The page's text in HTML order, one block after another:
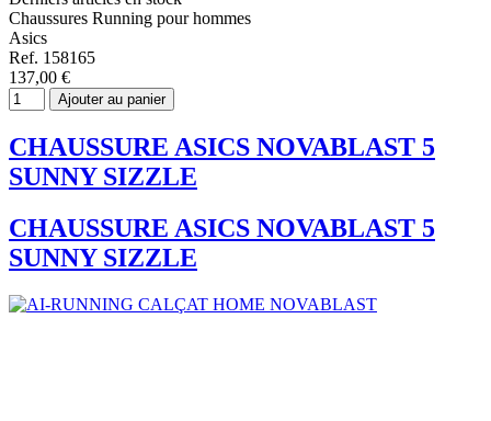
Chaussures Running pour hommes
Asics
Ref. 158165
137,00 €
Ajouter au panier
CHAUSSURE ASICS NOVABLAST 5
SUNNY SIZZLE
CHAUSSURE ASICS NOVABLAST 5
SUNNY SIZZLE